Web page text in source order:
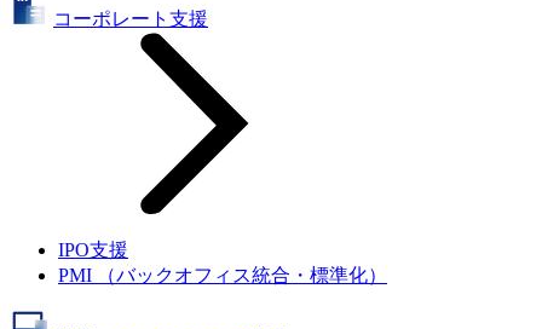
コーポレート支援
IPO支援
PMI （バックオフィス統合・標準化）